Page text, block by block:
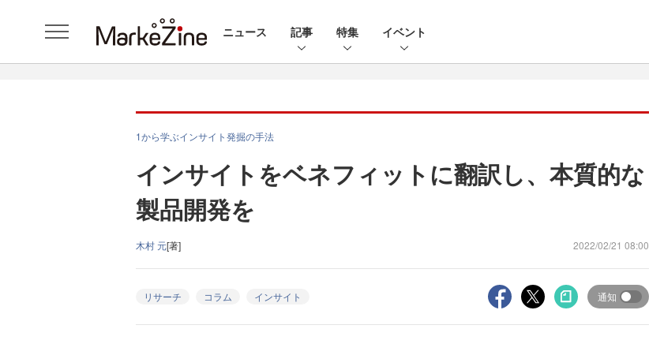
ニュース 記事 特集 イベント
1から学ぶインサイト発掘の手法
インサイトをベネフィットに翻訳し、本質的な
製品開発を
木村 元[著] 2022/02/21 08:00
リサーチ コラム インサイト 通知